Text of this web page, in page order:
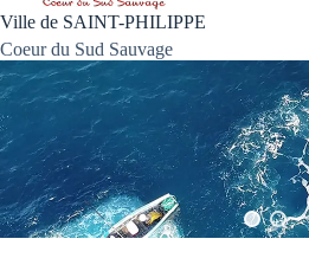
Ville de SAINT-PHILIPPE
Coeur du Sud Sauvage